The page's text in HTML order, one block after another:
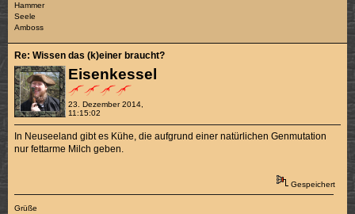
Hammer
Seele
Amboss
Eisenkessel
23. Dezember 2014,
11:15:02
Re: Wissen das (k)einer braucht?
In Neuseeland gibt es Kühe, die aufgrund einer natürlichen Genmutation
nur fettarme Milch geben.
Gespeichert
Grüße